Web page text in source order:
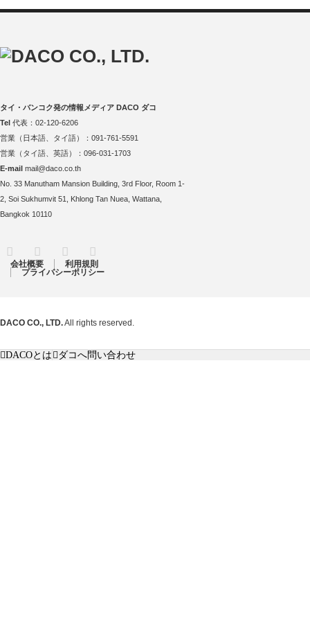
タイ・バンコク発の情報メディア DACO ダコ
Tel 代表：02-120-6206
営業（日本語、タイ語）：091-761-5591
営業（タイ語、英語）：096-031-1703
E-mail mail@daco.co.th
No. 33 Manutham Mansion Building, 3rd Floor, Room 1-
2, Soi Sukhumvit 51, Khlong Tan Nuea, Wattana,
Bangkok 10110
Twitter FacebookInstagram
会社概要
利用規則
プライバシーポリシー
DACO CO., LTD.All rights reserved.
DACOとは ダコへ問い合わせ